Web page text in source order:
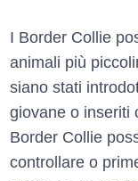
I Border Collie
animali più
siano stati
giovane o inseriti
Border Collie
controllare o